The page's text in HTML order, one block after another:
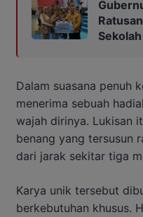
Dalam suasana penuh
menerima sebuah
wajah dirinya. Lukisan
benang yang tersusun
dari jarak sekitar tiga
Karya unik tersebut
berkebutuhan khusus.